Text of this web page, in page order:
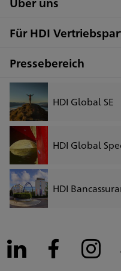
Für HDI
Pressebereich
HDI Global SE
HDI Global
HDI
LinkedIn Facebook